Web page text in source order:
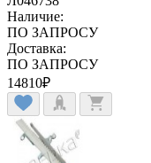
Наличие:
ПО ЗАПРОСУ
Доставка:
ПО ЗАПРОСУ
14810₽